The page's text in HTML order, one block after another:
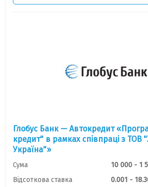
Глобус Банк — Автокредит
кредит" в рамках співпраці з
Україна"»
Сума
10 000 - 1
Відсоткова ставка
0.001 -